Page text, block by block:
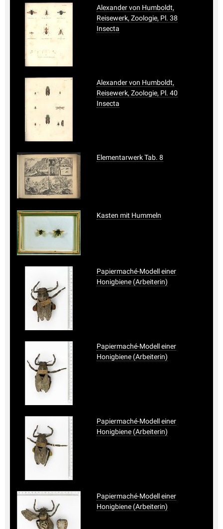
Alexander von Humboldt,
Reisewerk, Zoologie, Pl. 38
Insecta
Alexander von Humboldt,
Reisewerk, Zoologie, Pl. 40
Insecta
Elementarwerk Tab. 8
Kasten mit Hummeln
Papiermaché-Modell einer
Honigbiene (Arbeiterin)
Papiermaché-Modell einer
Honigbiene (Arbeiterin)
Papiermaché-Modell einer
Honigbiene (Arbeiterin)
Papiermaché-Modell einer
Honigbiene (Arbeiterin)